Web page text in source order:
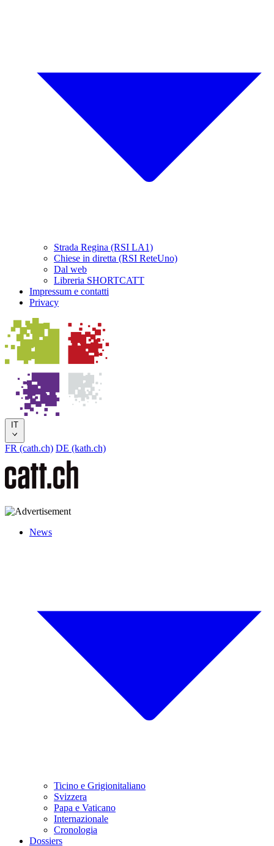
Strada Regina (RSI LA1)
Chiese in diretta (RSI ReteUno)
Dal web
Libreria SHORTCATT
Impressum e contatti
Privacy
IT
FR (cath.ch) DE (kath.ch)
News
Ticino e Grigionitaliano
Svizzera
Papa e Vaticano
Internazionale
Cronologia
Dossiers